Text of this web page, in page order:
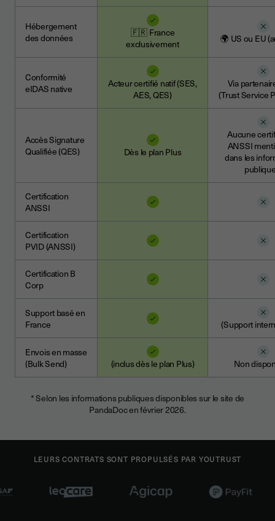
Hébergement
des données
🇫🇷 France
exclusivement
🌍 US ou EU
Conformité
eIDAS native
Acteur certifié natif (SES,
AES, QES)
Via
(Trust Service
Accès Signature
Qualifiée (QES)
Dès le plan Plus
Aucune
ANSSI
dans les
Certification
ANSSI
Certification
PVID (ANSSI)
Certification B
Corp
Support basé en
France
(Support
Envois en masse
(Bulk Send)
(inclus dès le plan Plus) Non
* Selon les informations publiques disponibles sur le site de
PandaDoc en février 2026.
LEURS CONTRATS SONT PROPULSÉS PAR YOUTRUST